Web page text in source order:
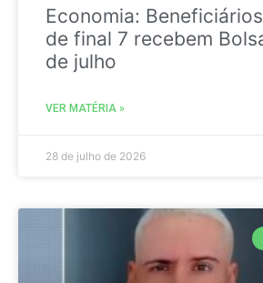
Economia:
de final 7 recebem
de julho
VER MATÉRIA »
28 de julho de 2026